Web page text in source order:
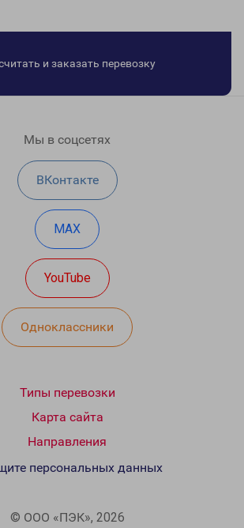
и заказать перевозку
Мы в соцсетях
ВКонтакте
MAX
YouTube
Одноклассники
Типы перевозки
Карта сайта
Направления
© ООО «ПЭК», 2026
персональных данных